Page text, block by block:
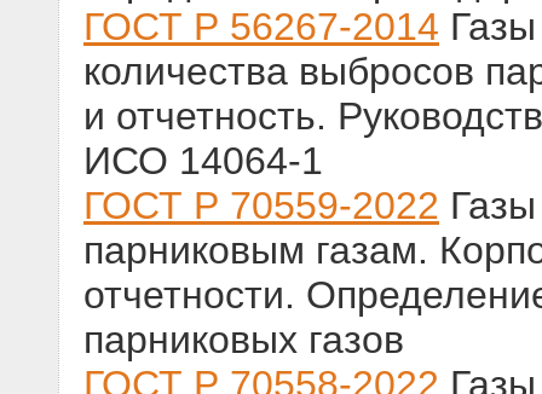
ГОСТ Р 56267-2014
количества выбросов
и отчетность.
ИСО 14064-1
ГОСТ Р 70559-2022
парниковым газам.
отчетности.
парниковых газов
ГОСТ Р 70558-2022